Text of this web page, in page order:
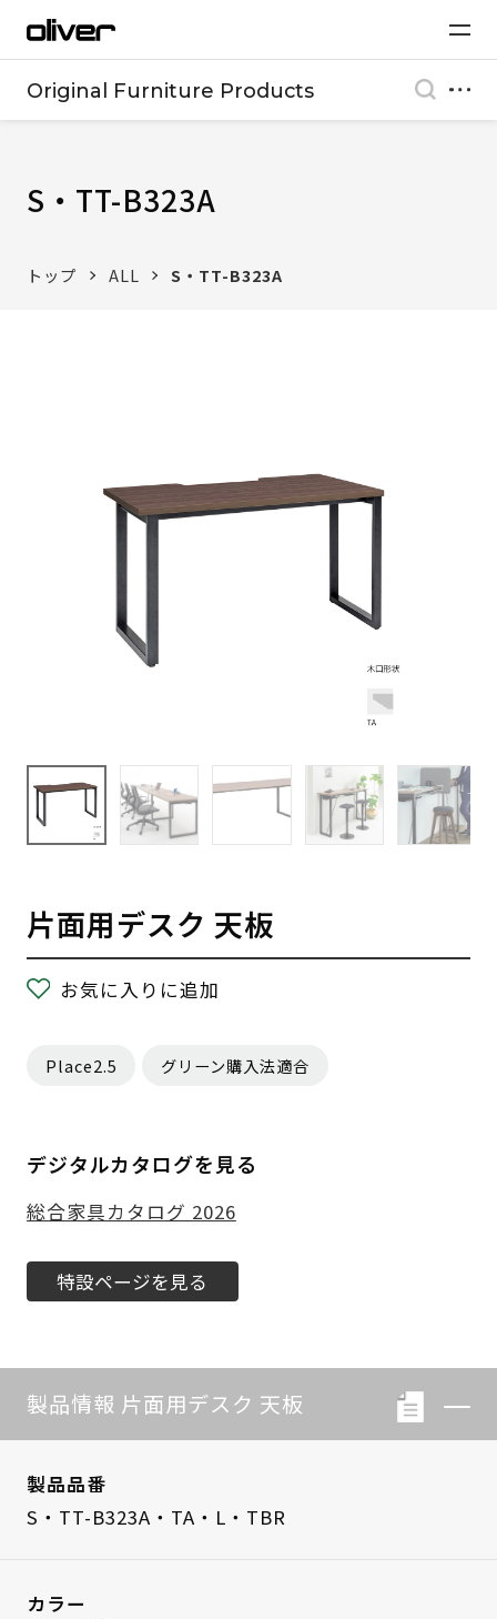
Original Furniture Products
S・TT-B323A
トップ ALL S・TT-B323A
片面用デスク 天板
お気に入りに追加
Place2.5 グリーン購入法適合
デジタルカタログを見る
総合家具カタログ 2026
特設ページを見る
製品情報 片面用デスク 天板
製品品番
S・TT-B323A・TA・L・TBR
カラー